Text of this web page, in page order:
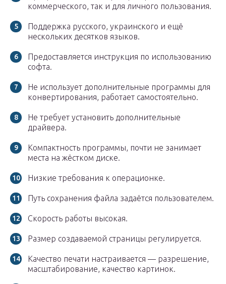
коммерческого, так и для личного пользования.
Поддержка русского, украинского и ещё
нескольких десятков языков.
Предоставляется инструкция по использованию
софта.
Не использует дополнительные программы для
конвертирования, работает самостоятельно.
Не требует установить дополнительные
драйвера.
Компактность программы, почти не занимает
места на жёстком диске.
Низкие требования к операционке.
Путь сохранения файла задаётся пользователем.
Скорость работы высокая.
Размер создаваемой страницы регулируется.
Качество печати настраивается — разрешение,
масштабирование, качество картинок.